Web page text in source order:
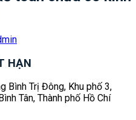
HẠN
Bình Trị Đông, Khu phố 3,
Tân, Thành phố Hồ Chí